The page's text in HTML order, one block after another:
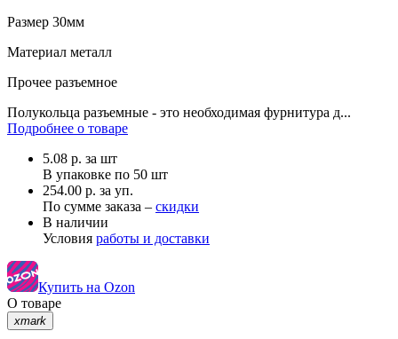
Размер 30мм
Материал металл
Прочее разъемное
Полукольца разъемные - это необходимая фурнитура д...
Подробнее о товаре
5.08 р. за шт
В упаковке по 50 шт
254.00 р. за уп.
По сумме заказа – скидки
В наличии
Условия работы и доставки
Купить на Ozon
О товаре
xmark